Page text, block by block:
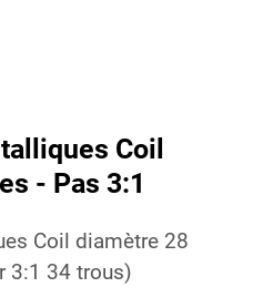
Coil
- Pas 3:1
Coil diamètre 28
3:1 34 trous)